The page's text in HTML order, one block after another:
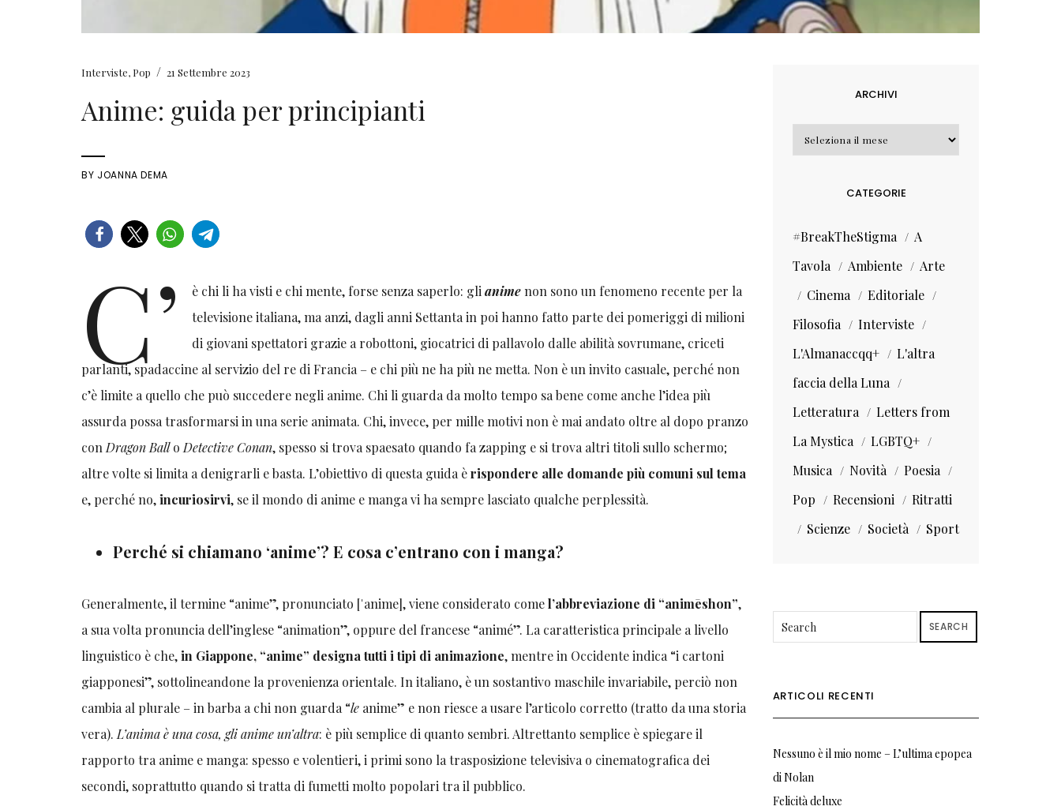
Interviste, Pop / 21 Settembre 2023
Anime: guida per principianti
BY JOANNA DEMA
C’ è chi li ha visti e chi mente, forse senza saperlo: gli animenon sono un fenomeno recente per la
televisione italiana, ma anzi, dagli anni Settanta in poi hanno fatto parte dei pomeriggi di milioni
di giovani spettatori grazie a robottoni, giocatrici di pallavolo dalle abilità sovrumane, criceti
parlanti, spadaccine al servizio del re di Francia – e chi più ne ha più ne metta. Non è un invito casuale, perché non
c’è limite a quello che può succedere negli anime. Chi li guarda da molto tempo sa bene come anche l’idea più
assurda possa trasformarsi in una serie animata. Chi, invece, per mille motivi non è mai andato oltre al dopo pranzo
con Dragon Ballo Detective Conan, spesso si trova spaesato quando fa zapping e si trova altri titoli sullo schermo;
altre volte si limita a denigrarli e basta. L’obiettivo di questa guida èrispondere alle domande più comuni sul tema
e, perché no,incuriosirvi, se il mondo di anime e manga vi ha sempre lasciato qualche perplessità.
Perché si chiamano ‘anime’? E cosa c’entrano con i manga?
Generalmente, il termine “anime”, pronunciato [ˈanime], viene considerato comel’abbreviazione di “animēshon”,
a sua volta pronuncia dell’inglese “animation”, oppure del francese “animé”. La caratteristica principale a livello
linguistico è che,in Giappone, “anime” designa tutti i tipi di animazione, mentre in Occidente indica “i cartoni
giapponesi”, sottolineandone la provenienza orientale. In italiano, è un sostantivo maschile invariabile, perciò non
cambia al plurale – in barba a chi non guarda “le anime” e non riesce a usare l’articolo corretto (tratto da una storia
vera). L’anima è una cosa, gli anime un’altra: è più semplice di quanto sembri. Altrettanto semplice è spiegare il
rapporto tra anime e manga: spesso e volentieri, i primi sono la trasposizione televisiva o cinematografica dei
secondi, soprattutto quando si tratta di fumetti molto popolari tra il pubblico.
ARCHIVI
Archivi
CATEGORIE
#BreakTheStigma
A
Tavola
Ambiente
Arte
Cinema
Editoriale
Filosofia
Interviste
L'Almanaccqq+
L'altra
faccia della Luna
Letteratura
Letters from
La Mystica
LGBTQ+
Musica
Novità
Poesia
Pop
Recensioni
Ritratti
Scienze
Società Sport
SEARCH
ARTICOLI RECENTI
Nessuno è il mio nome – L’ultima epopea
di Nolan
Felicità deluxe